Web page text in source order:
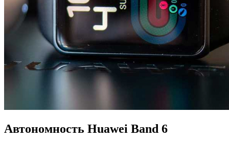
Автономность Huawei Band 6